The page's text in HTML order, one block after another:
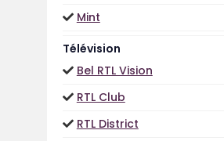
Mint
Télévision
Bel RTL Vision
RTL Club
RTL District